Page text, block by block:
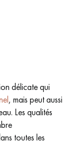
délicate qui
, mais peut aussi
Les qualités
toutes les